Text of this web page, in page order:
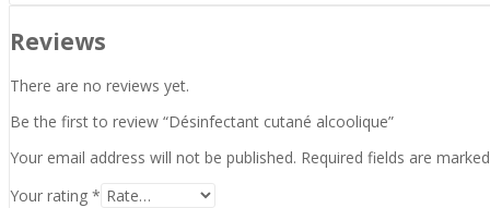
Reviews
There are no reviews yet.
Be the first to review “Désinfectant cutané alcoolique”
Your email address will not be published. Required fields are
Your rating *